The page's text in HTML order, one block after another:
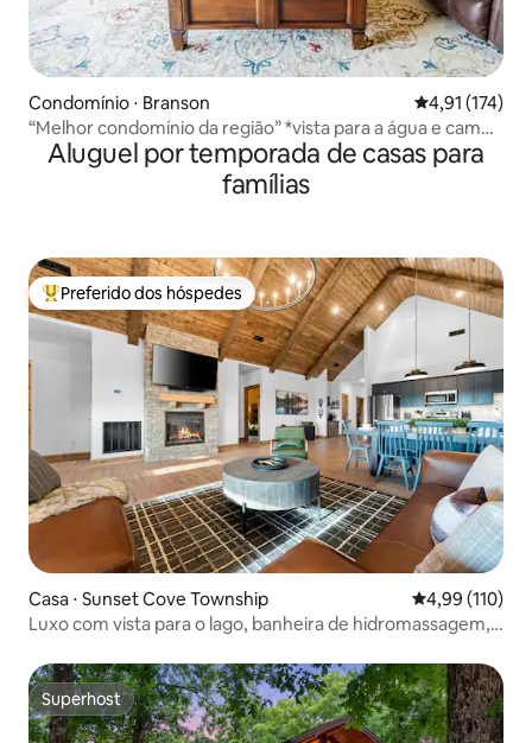
Condomínio ⋅ Branson 4,91 de uma
4,91 (174)
“Melhor condomínio da região” *vista para a água e campo
de golfe*
Aluguel por temporada de casas para
famílias
Entre os melhores preferidos dos hóspedes
Preferido dos hóspedes
Casa ⋅ Sunset Cove Township 4,99 de uma
4,99 (110)
Luxo com vista para o lago, banheira de hidromassagem,
Superhost
Superhost